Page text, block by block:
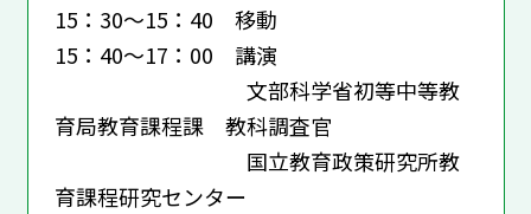
15：30～15：40 移動
15：40～17：00 講演
文部科学省初等中等教
育局教育課程課 教科調査官
国立教育政策研究所教
育課程研究センター